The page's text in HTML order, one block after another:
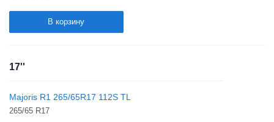
В корзину
17''
Majoris R1 265/65R17 112S TL
265/65 R17